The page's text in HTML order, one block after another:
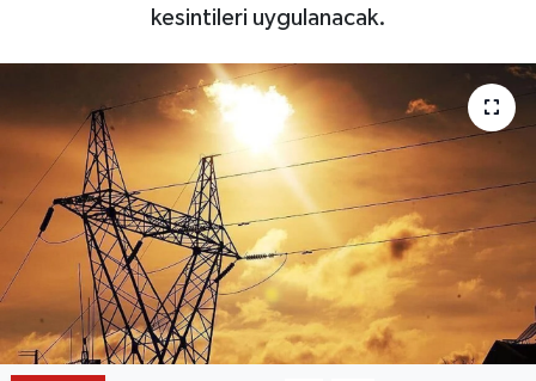
kesintileri uygulanacak.